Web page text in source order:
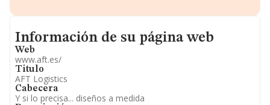
Información oficial y registral complementaria.
Informacion de su página web
Información de su página web
Web
www.aft.es/
Titulo
AFT Logistics
Cabecera
Y si lo precisa... diseños a medida